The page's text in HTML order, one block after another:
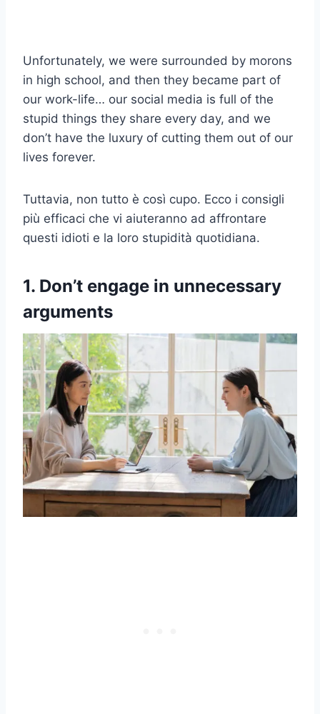
Unfortunately, we were surrounded by morons
in high school, and then they became part of
our work-life… our social media is full of the
stupid things they share every day, and we
don’t have the luxury of cutting them out of our
lives forever.
Tuttavia, non tutto è così cupo. Ecco i consigli
più efficaci che vi aiuteranno ad affrontare
questi idioti e la loro stupidità quotidiana.
1. Don’t engage in unnecessary
arguments